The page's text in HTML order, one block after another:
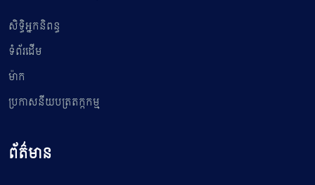
សិទ្ធិអ្នកនិពន្ធ
ទំព័រដើម
ម៉ាក
ប្រកាសនីយបត្រតក្កកម្ម
ព័ត៌មាន